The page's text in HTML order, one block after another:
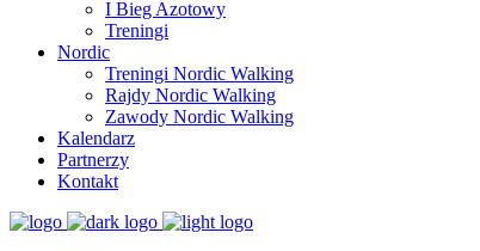
I Bieg Azotowy
Treningi
Nordic
Treningi Nordic Walking
Rajdy Nordic Walking
Zawody Nordic Walking
Kalendarz
Partnerzy
Kontakt